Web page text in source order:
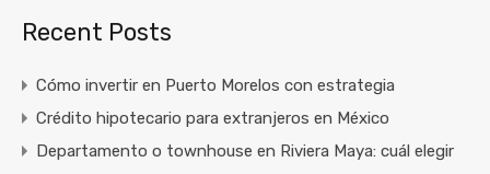
Recent Posts
Cómo invertir en Puerto Morelos con estrategia
Crédito hipotecario para extranjeros en México
Departamento o townhouse en Riviera Maya: cuál elegir